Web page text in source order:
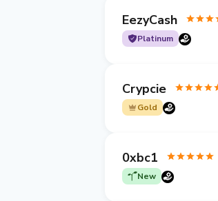
EezyCash
Platinum
Crypcie
Gold
0xbc1
New